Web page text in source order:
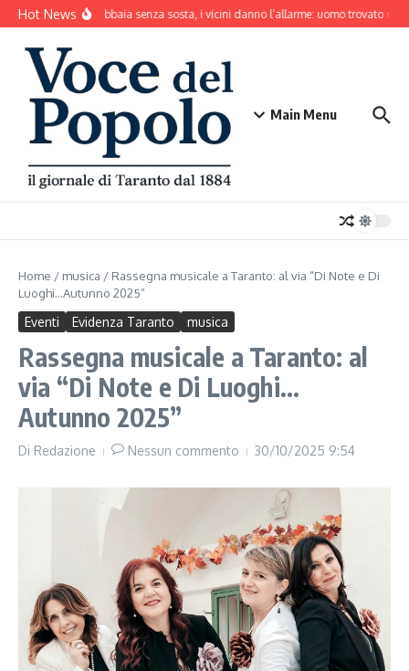
Salta al contenuto
Hot NewsIl cane abbaia senza sosta, i vicini danno l’allarme: uomo trovato
Main Menu
Home / musica / Rassegna musicale a Taranto: al via “Di Note e Di
Luoghi…Autunno 2025”
Eventi Evidenza Taranto musica
Rassegna musicale a Taranto: al
via “Di Note e Di Luoghi…
Autunno 2025”
Di Redazione Nessun commento 30/10/2025 9:54